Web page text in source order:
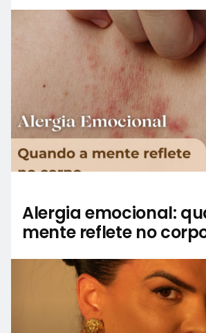
Alergia emocional:
mente reflete no